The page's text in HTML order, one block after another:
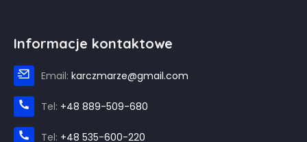
Informacje kontaktowe
Email: karczmarze@gmail.com
Tel: +48 889-509-680
Tel: +48 535-600-220